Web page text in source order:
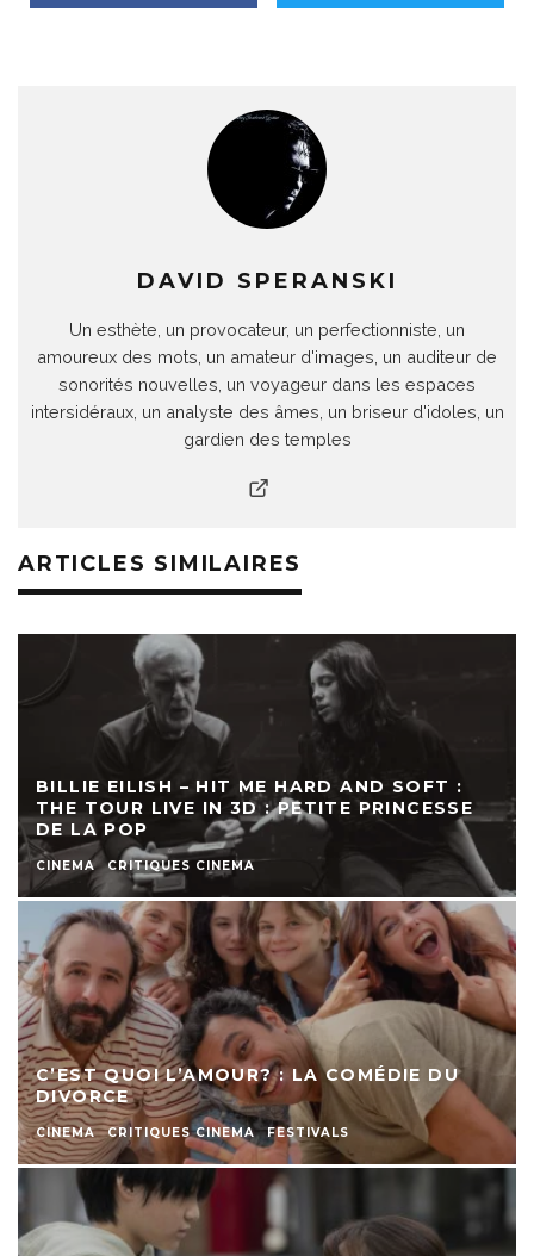
DAVID SPERANSKI
Un esthète, un provocateur, un perfectionniste, un
amoureux des mots, un amateur d'images, un auditeur de
sonorités nouvelles, un voyageur dans les espaces
intersidéraux, un analyste des âmes, un briseur d'idoles, un
gardien des temples
ARTICLES SIMILAIRES
BILLIE EILISH – HIT ME HARD AND SOFT :
THE TOUR LIVE IN 3D : PETITE PRINCESSE
DE LA POP
CINEMA CRITIQUES CINEMA
C’EST QUOI L’AMOUR? : LA COMÉDIE DU
DIVORCE
CINEMA CRITIQUES CINEMA FESTIVALS